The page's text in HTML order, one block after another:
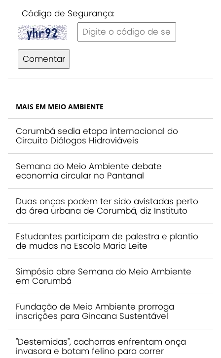
Código de Segurança:
Comentar
MAIS EM MEIO AMBIENTE
Corumbá sedia etapa internacional do
Circuito Diálogos Hidroviáveis
Semana do Meio Ambiente debate
economia circular no Pantanal
Duas onças podem ter sido avistadas perto
da área urbana de Corumbá, diz Instituto
Estudantes participam de palestra e plantio
de mudas na Escola Maria Leite
Simpósio abre Semana do Meio Ambiente
em Corumbá
Fundação de Meio Ambiente prorroga
inscrições para Gincana Sustentável
"Destemidas", cachorras enfrentam onça
invasora e botam felino para correr